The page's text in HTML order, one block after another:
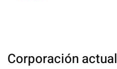
Corporación actual